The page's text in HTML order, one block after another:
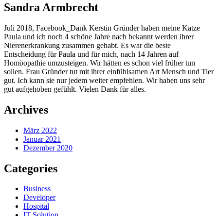
Sandra Armbrecht
Juli 2018, Facebook_Dank Kerstin Gründer haben meine Katze
Paula und ich noch 4 schöne Jahre nach bekannt werden ihrer
Nierenerkrankung zusammen gehabt. Es war die beste
Entscheidung für Paula und für mich, nach 14 Jahren auf
Homöopathie umzusteigen. Wir hätten es schon viel früher tun
sollen. Frau Gründer tut mit ihrer einfühlsamen Art Mensch und Tier
gut. Ich kann sie nur jedem weiter empfehlen. Wir haben uns sehr
gut aufgehoben gefühlt. Vielen Dank für alles.
Archives
März 2022
Januar 2021
Dezember 2020
Categories
Business
Developer
Hospital